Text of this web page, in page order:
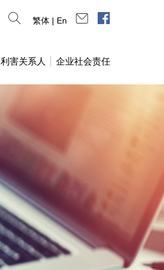
利害关系人 企业社会责任
繁体 | En
连络我们脸书专页